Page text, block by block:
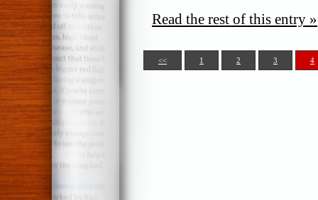
Read the rest of this entry »
<< 1 2 3 4